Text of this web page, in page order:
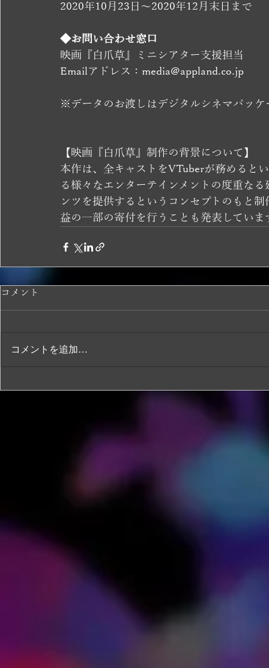
2020年10月23日〜2020年12月末日まで
◆お問い合わせ窓口
映画『白爪草』ミニシアター支援担当
Emailアドレス：media@appland.co.jp
※データのお渡しはデジタルシネマパッ
【映画『白爪草』制作の背景について】
本作は、全キャストをVTuberが務めると
る様々なエンターテインメントの度重な
ンツを提供するというコンセプトのもと
益の一部の寄付を行うことも発表していま
コメント
コメントを追加…